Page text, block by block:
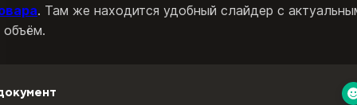
. Там же находится удобный слайдер с
объём.